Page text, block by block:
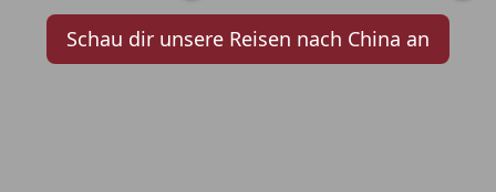
Schau dir unsere Reisen nach China an